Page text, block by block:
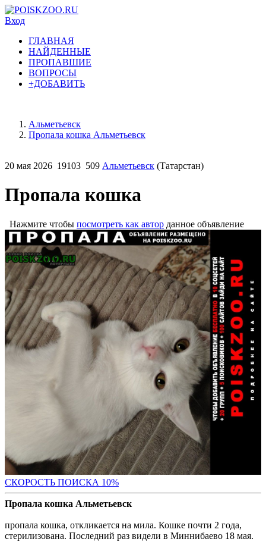
Вход
ГЛАВНАЯ
НАЙДЕННЫЕ
ПРОПАВШИЕ
ВОПРОСЫ
+ДОБАВИТЬ
Альметьевск
Пропала кошка Альметьевск
20 мая 2026 19103 509 Альметьевск (Татарстан)
Пропала кошка
Нажмите чтобы посмотреть как автор данное объявление
СКОРОСТЬ ПОИСКА 10%
Пропала кошка Альметьевск
пропала кошка, откликается на мила. Кошке почти 2 года,
стерилизована. Последний раз видели в Миннибаево 18 мая.